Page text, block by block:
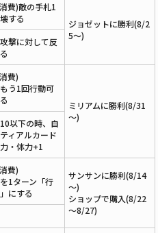
費)敵の手札1
する
ジョゼットに勝利(8/2
5～)
撃に対して反
費)
う1回行動可
ミリアムに勝利(8/31
～)
以下の時、自
ィアルカード
・体力+1
費)
1ターン「行
にする
サンサンに勝利(8/14
～)
ショップで購入(8/22
～8/27)